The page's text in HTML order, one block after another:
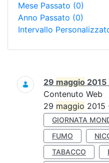
Mese Passato (0)
Anno Passato (0)
Intervallo
Ricerca
29 maggio 2015
Contenuto Web
29 maggio 2015
GIORNATA
FUMO
TABACCO